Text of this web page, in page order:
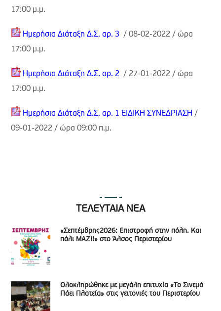
17:00 μ.μ.
Ημερήσια Διάταξη Δ.Σ. αρ. 3 / 08-02-2022 / ώρα
17:00 μ.μ.
Ημερήσια Διάταξη Δ.Σ. αρ. 2 / 27-01-2022 / ώρα
17:00 μ.μ.
Ημερήσια Διάταξη Δ.Σ. αρ. 1 ΕΙΔΙΚΗ ΣΥΝΕΔΡΙΑΣΗ /
09-01-2022 / ώρα 09:00 π.μ.
ΤΕΛΕΥΤΑΙΑ ΝΕΑ
«Σεπτέμβρης2026: Επιστροφή στην πόλη. Και
πάλι ΜΑΖΙ!» στο Άλσος Περιστερίου
Ολοκληρώθηκε με μεγάλη επιτυχία «Το Σινεμά
Πάει Πλατεία» στις γειτονιές του Περιστερίου